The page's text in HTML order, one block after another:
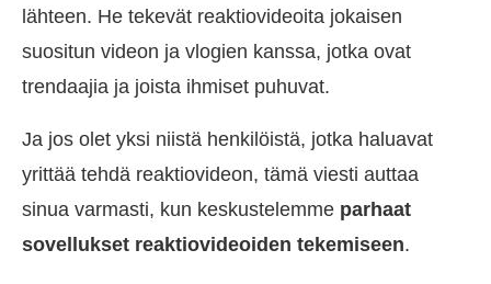
lähteen. He tekevät reaktiovideoita jokaisen
suositun videon ja vlogien kanssa, jotka ovat
trendaajia ja joista ihmiset puhuvat.
Ja jos olet yksi niistä henkilöistä, jotka haluavat
yrittää tehdä reaktiovideon, tämä viesti auttaa
sinua varmasti, kun keskustelemme parhaat
sovellukset reaktiovideoiden tekemiseen.